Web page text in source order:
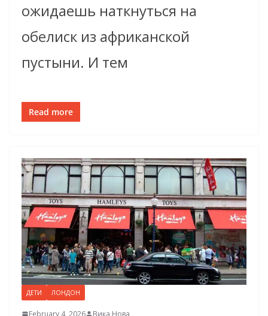
ожидаешь наткнуться на
обелиск из африканской
пустыни. И тем
Read more
ДЕТИ ЛОНДОН